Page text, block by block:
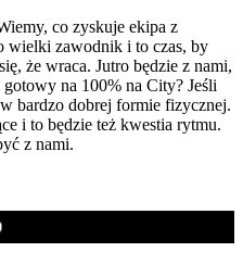
co zyskuje ekipa z
wielki zawodnik i to czas, by
że wraca. Jutro będzie z nami,
na 100% na City? Jeśli
bardzo dobrej formie fizycznej.
i to będzie też kwestia rytmu.
z nami.
Play